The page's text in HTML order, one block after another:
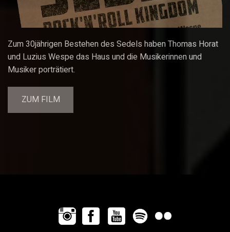
Zum 30jährigen Bestehen des Sedels haben Thomas Horat
und Luzius Wespe das Haus und die Musikerinnen und
Musiker porträtiert.
ZUM FILM